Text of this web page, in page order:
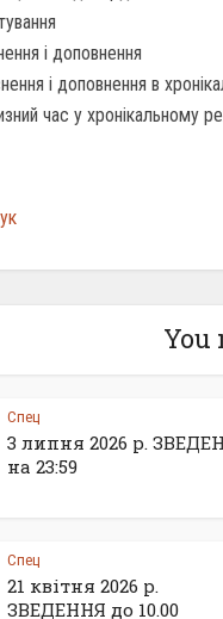
і доповнення
і доповнення в
час у хронікальному
You
Спец
3 липня 2026 р.
на 23:59
Спец
21 квітня 2026 р.
ЗВЕДЕННЯ до 10.00